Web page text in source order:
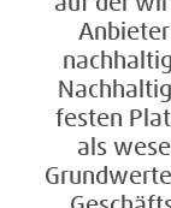
festen
als